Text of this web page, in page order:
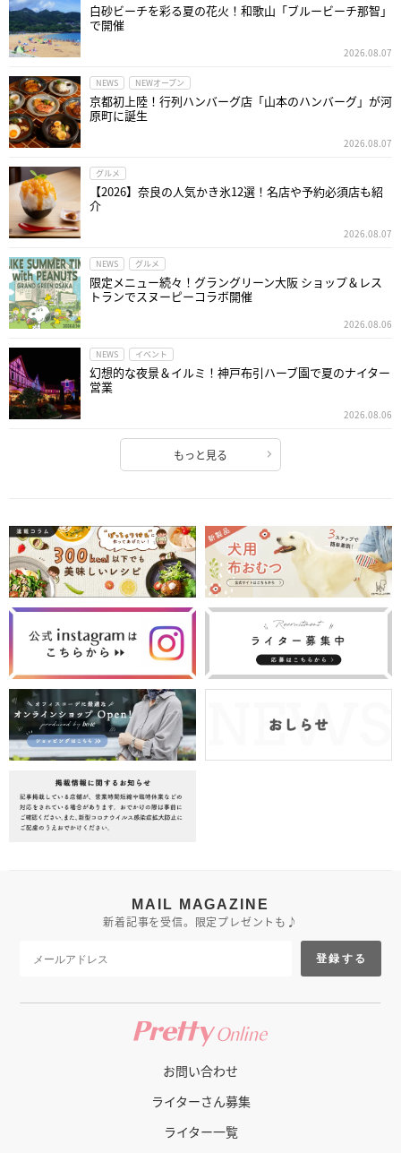
白砂ビーチを彩る夏の花火！和歌山「ブルービーチ那智」
で開催
2026.08.07
NEWS NEWオープン
京都初上陸！行列ハンバーグ店「山本のハンバーグ」が河
原町に誕生
2026.08.07
グルメ
【2026】奈良の人気かき氷12選！名店や予約必須店も紹
介
2026.08.07
NEWS グルメ
限定メニュー続々！グラングリーン大阪 ショップ＆レス
トランでスヌーピーコラボ開催
2026.08.06
NEWS イベント
幻想的な夜景＆イルミ！神戸布引ハーブ園で夏のナイター
営業
2026.08.06
もっと見る
MAIL MAGAZINE
新着記事を受信。限定プレゼントも♪
登録する
お問い合わせ
ライターさん募集
ライター一覧